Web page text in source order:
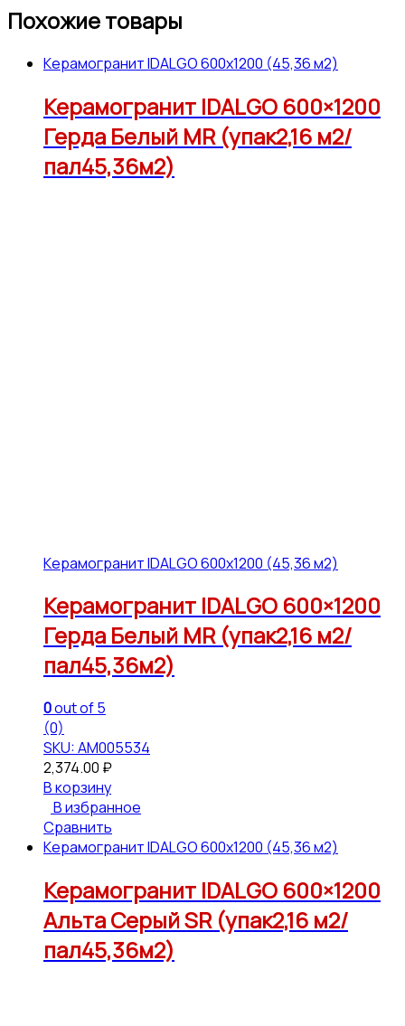
Похожие товары
Керамогранит IDALGO 600x1200 (45,36 м2)
Керамогранит IDALGO 600×1200
Герда Белый МR (упак2,16 м2/
пал45,36м2)
Керамогранит IDALGO 600x1200 (45,36 м2)
Керамогранит IDALGO 600×1200
Герда Белый МR (упак2,16 м2/
пал45,36м2)
0out of 5
(0)
SKU: АМ005534
2,374.00 ₽
В корзину
В избранное
Сравнить
Керамогранит IDALGO 600x1200 (45,36 м2)
Керамогранит IDALGO 600×1200
Альта Серый SR (упак2,16 м2/
пал45,36м2)